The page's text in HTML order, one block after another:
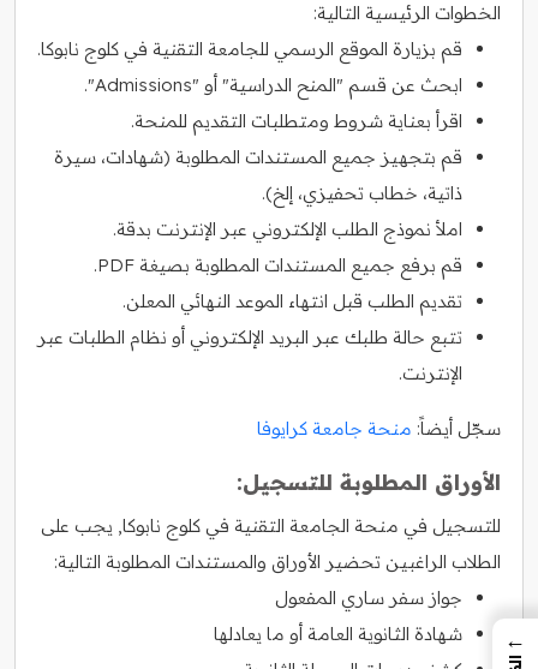
الخطوات الرئيسية التالية:
قم بزيارة الموقع الرسمي للجامعة التقنية في كلوج نابوكا.
ابحث عن قسم "المنح الدراسية" أو "Admissions".
اقرأ بعناية شروط ومتطلبات التقديم للمنحة.
قم بتجهيز جميع المستندات المطلوبة (شهادات، سيرة
ذاتية، خطاب تحفيزي، إلخ).
املأ نموذج الطلب الإلكتروني عبر الإنترنت بدقة.
قم برفع جميع المستندات المطلوبة بصيغة PDF.
تقديم الطلب قبل انتهاء الموعد النهائي المعلن.
تتبع حالة طلبك عبر البريد الإلكتروني أو نظام الطلبات عبر
الإنترنت.
سجّل أيضاً: منحة جامعة كرايوفا
الأوراق المطلوبة للتسجيل:
للتسجيل في منحة الجامعة التقنية في كلوج نابوكا, يجب على
الطلاب الراغبين تحضير الأوراق والمستندات المطلوبة التالية:
جواز سفر ساري المفعول
شهادة الثانوية العامة أو ما يعادلها
←